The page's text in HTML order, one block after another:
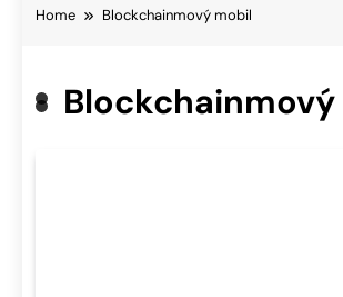
Home Blockchainmový mobil